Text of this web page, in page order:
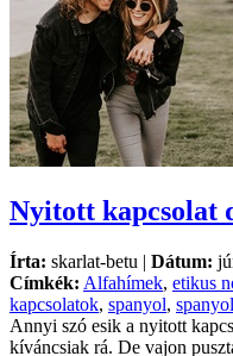
Nyitott kapcsolat
Írta: skarlat-betu | Dátum:
Címkék: Alfahímek, etikus
kapcsolatok, spanyol,
Annyi szó esik a nyitott
kíváncsiak rá. De vajon